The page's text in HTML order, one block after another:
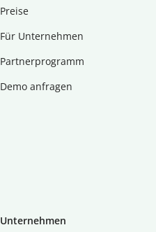
Preise
Für Unternehmen
Partnerprogramm
Demo anfragen
Unternehmen